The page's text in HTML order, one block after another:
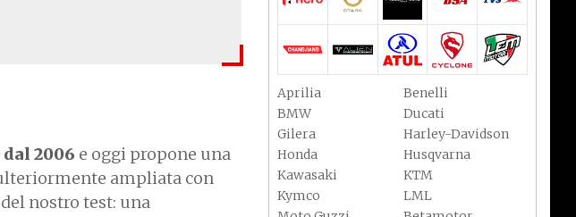
2006 e oggi propone una
ampliata con
nostro test: una
Aprilia
Benelli
BMW
Ducati
Gilera
Harley-Davidson
Honda
Husqvarna
Kawasaki
KTM
Kymco
LML